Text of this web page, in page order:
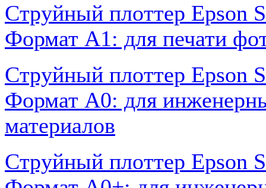
Струйный плоттер Epson
Формат А1: для печати
Струйный плоттер Epson
Формат А0: для
материалов
Струйный плоттер Epson